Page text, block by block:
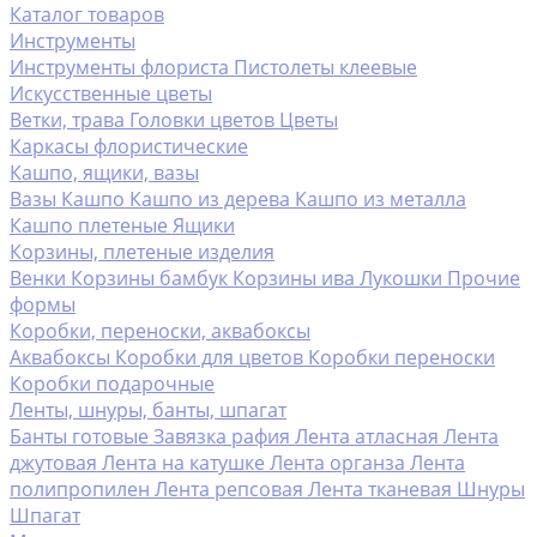
Каталог товаров
Инструменты
Инструменты флориста Пистолеты клеевые
Искусственные цветы
Ветки, трава Головки цветов Цветы
Каркасы флористические
Кашпо, ящики, вазы
Вазы Кашпо Кашпо из дерева Кашпо из металла
Кашпо плетеные Ящики
Корзины, плетеные изделия
Венки Корзины бамбук Корзины ива Лукошки Прочие
формы
Коробки, переноски, аквабоксы
Аквабоксы Коробки для цветов Коробки переноски
Коробки подарочные
Ленты, шнуры, банты, шпагат
Банты готовые Завязка рафия Лента атласная Лента
джутовая Лента на катушке Лента органза Лента
полипропилен Лента репсовая Лента тканевая Шнуры
Шпагат